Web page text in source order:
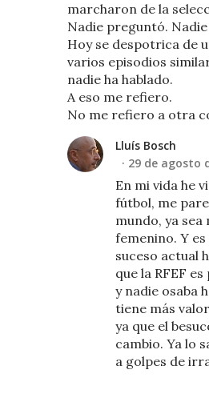
marcharon de la
Nadie preguntó. Nadie
Hoy se despotrica de
varios episodios
nadie ha hablado.
A eso me refiero.
No me refiero a otra
Lluís Bosch
29 de agosto
En mi vida he
fútbol, me
mundo, ya sea
femenino. Y
suceso actual
que la RFEF
y nadie osaba
tiene más
ya que el
cambio. Ya lo
a golpes de